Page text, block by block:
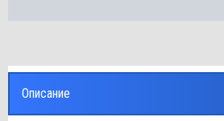
Описание